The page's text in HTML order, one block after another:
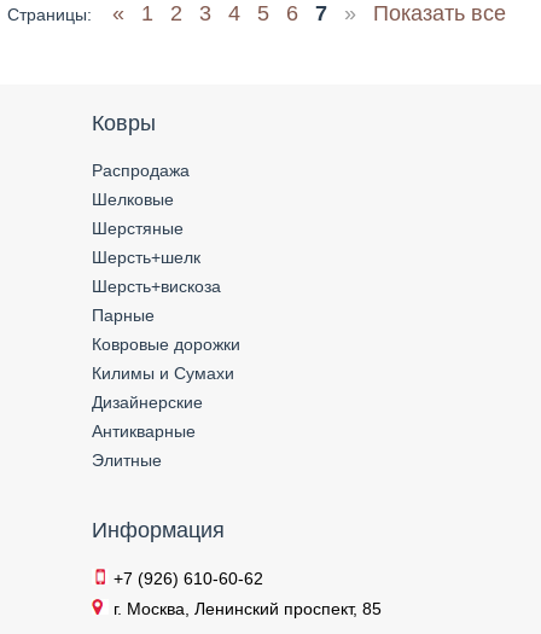
Страницы: « 1 2 3 4 5 6 7 » Показать все
Ковры
Распродажа
Шелковые
Шерстяные
Шерсть+шелк
Шерсть+вискоза
Парные
Ковровые дорожки
Килимы и Сумахи
Дизайнерские
Антикварные
Элитные
Информация
+7 (926) 610-60-62
г. Москва, Ленинский проспект, 85